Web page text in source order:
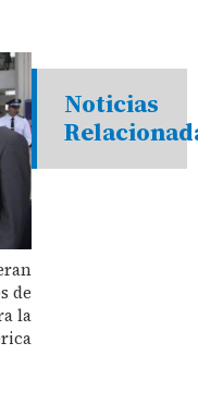
de
la
Noticias